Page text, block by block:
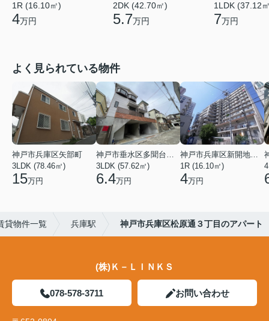
1R (16.10㎡)
4万円
2DK (42.70㎡)
5.7万円
1LDK (37.12
7万円
よく見られている物件
神戸市兵庫区矢部町
3LDK (78.46㎡)
15万円
神戸市垂水区多聞台２丁目
3LDK (57.62㎡)
6.4万円
神戸市兵庫区新開地１丁目
1R (16.10㎡)
4万円
貸物件一覧 兵庫駅 神戸市兵庫区松原通３丁目のアパート
(株)Ｋ－ＬＩＮＫＳ
078-578-3711 お問い合わせ